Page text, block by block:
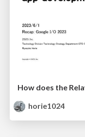
horie1024